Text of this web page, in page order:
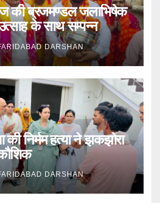
की ब्रजमण्डल जलाभिषेक
उत्साह के साथ सम्पन्न
DARSHAN
निर्मम हत्या ने झकझोरा
DARSHAN